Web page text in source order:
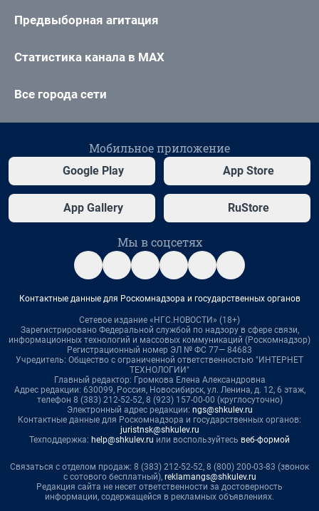
Предвыборная агитация
Статистика канала в MAX
Все города сети
Мобильное приложение
Google Play App Store
App Gallery RuStore
Мы в соцсетях
Контактные данные для Роскомнадзора и государственных органов
Сетевое издание «НГС.НОВОСТИ» (18+)
Зарегистрировано Федеральной службой по надзору в сфере связи,
информационных технологий и массовых коммуникаций (Роскомнадзор)
Регистрационный номер ЭЛ № ФС 77— 84683
Учредитель: Общество с ограниченной ответственностью "ИНТЕРНЕТ
ТЕХНОЛОГИИ"
Главный редактор: Громкова Елена Александровна
Адрес редакции: 630099, Россия, Новосибирск, ул. Ленина, д. 12, 6 этаж,
телефон 8 (383) 212-52-52, 8 (923) 157-00-00 (круглосуточно)
Электронный адрес редакции: ngs@shkulev.ru
Контактные данные для Роскомнадзора и государственных органов:
juristnsk@shkulev.ru
Техподдержка: help@shkulev.ru или воспользуйтесь веб-формой
Связаться с отделом продаж: 8 (383) 212-52-52, 8 (800) 200-03-83 (звонок
с сотового бесплатный), reklamangs@shkulev.ru
Редакция сайта не несет ответственности за достоверность
информации, содержащейся в рекламных объявлениях.